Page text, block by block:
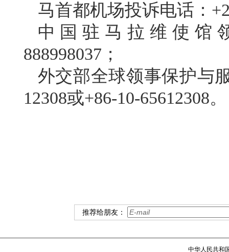
马首都机场投诉电话：
中国驻马拉维使馆
888998037；
外交部全球领事保护与
12308或+86-10-65612308。
推荐给朋友：
中华人民共和